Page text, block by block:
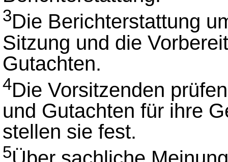
3Die Berichterstattung
Sitzung und die
Gutachten.
4Die Vorsitzenden
und Gutachten für ihre
stellen sie fest.
5